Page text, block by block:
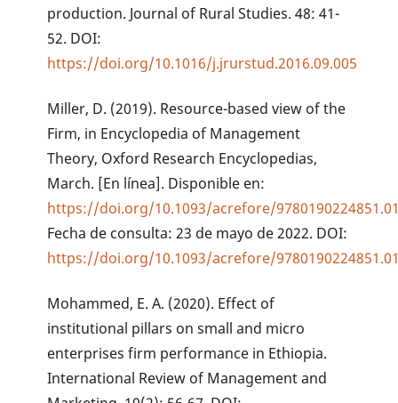
production. Journal of Rural Studies. 48: 41-
52. DOI:
https://doi.org/10.1016/j.jrurstud.2016.09.005
Miller, D. (2019). Resource-based view of the
Firm, in Encyclopedia of Management
Theory, Oxford Research Encyclopedias,
March. [En línea]. Disponible en:
https://doi.org/10.1093/acrefore/
Fecha de consulta: 23 de mayo de 2022. DOI:
https://doi.org/10.1093/acrefore/
Mohammed, E. A. (2020). Effect of
institutional pillars on small and micro
enterprises firm performance in Ethiopia.
International Review of Management and